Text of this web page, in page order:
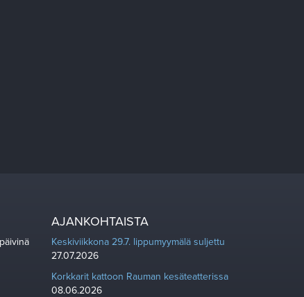
AJANKOHTAISTA
Keskiviikkona 29.7. lippumyymälä suljettu
27.07.2026
Korkkarit kattoon Rauman kesäteatterissa
08.06.2026